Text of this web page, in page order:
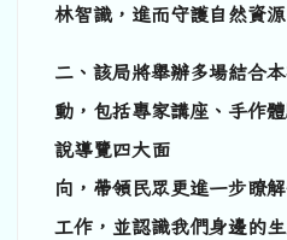
林智識，進而守護自然資源
二、該局將舉辦多場結合
動，包括專家講座、手作
說導覽四大面
向，帶領民眾更進一步瞭
工作，並認識我們身邊的